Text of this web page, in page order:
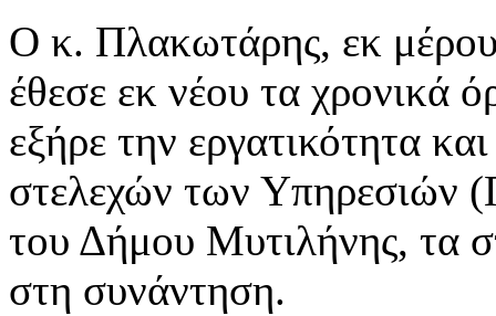
Ο κ. Πλακωτάρης, εκ
έθεσε εκ νέου τα χρονικά
εξήρε την εργατικότητα
στελεχών των Υπηρεσιών
του Δήμου Μυτιλήνης, τα
στη συνάντηση.